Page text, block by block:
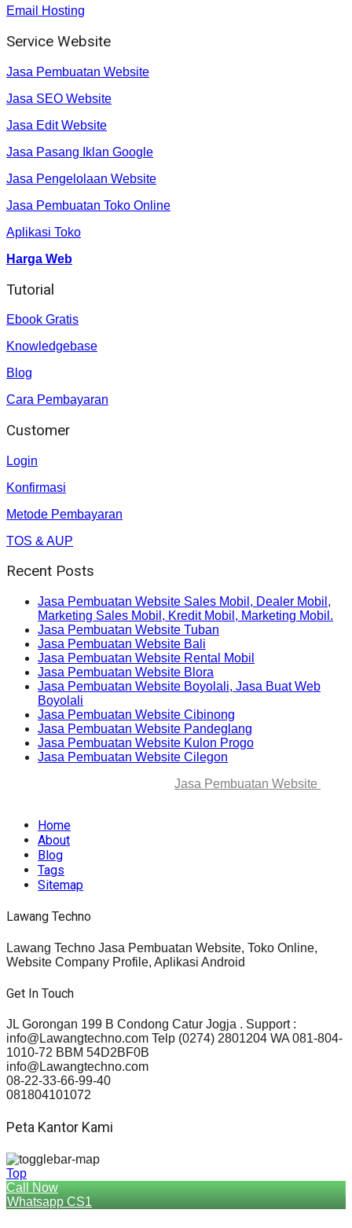
Email Hosting
Service Website
Jasa Pembuatan Website
Jasa SEO Website
Jasa Edit Website
Jasa Pasang Iklan Google
Jasa Pengelolaan Website
Jasa Pembuatan Toko Online
Aplikasi Toko
Harga Web
Tutorial
Ebook Gratis
Knowledgebase
Blog
Cara Pembayaran
Customer
Login
Konfirmasi
Metode Pembayaran
TOS & AUP
Recent Posts
Jasa Pembuatan Website Sales Mobil, Dealer Mobil,
Marketing Sales Mobil, Kredit Mobil, Marketing Mobil.
Jasa Pembuatan Website Tuban
Jasa Pembuatan Website Bali
Jasa Pembuatan Website Rental Mobil
Jasa Pembuatan Website Blora
Jasa Pembuatan Website Boyolali, Jasa Buat Web
Boyolali
Jasa Pembuatan Website Cibinong
Jasa Pembuatan Website Pandeglang
Jasa Pembuatan Website Kulon Progo
Jasa Pembuatan Website Cilegon
Jasa Pembuatan Website
Home
About
Blog
Tags
Sitemap
Lawang Techno
Lawang Techno Jasa Pembuatan Website, Toko Online,
Website Company Profile, Aplikasi Android
Get In Touch
JL Gorongan 199 B Condong Catur Jogja . Support :
info@Lawangtechno.com Telp (0274) 2801204 WA 081-804-
1010-72 BBM 54D2BF0B
info@Lawangtechno.com
08-22-33-66-99-40
081804101072
Peta Kantor Kami
Top
Call Now
Whatsapp CS1